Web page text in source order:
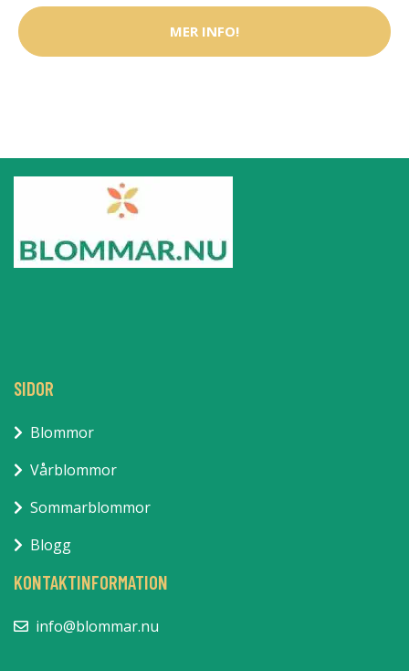
MER INFO!
SIDOR
Blommor
Vårblommor
Sommarblommor
Blogg
KONTAKTINFORMATION
info@blommar.nu